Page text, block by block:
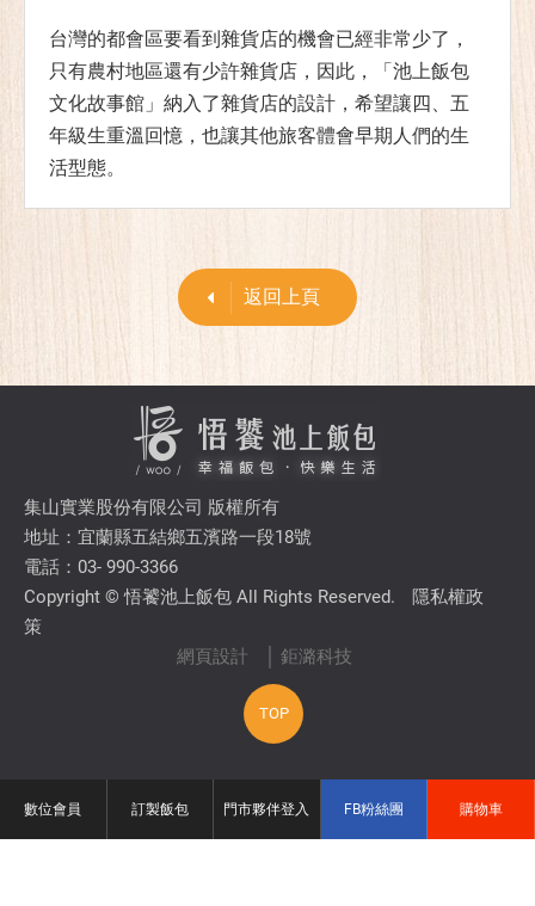
數位會員 訂製飯包 門市夥伴登入 FB粉絲團 購物車
台灣的都會區要看到雜貨店的機會已經非常少了，
只有農村地區還有少許雜貨店，因此，「池上飯包
文化故事館」納入了雜貨店的設計，希望讓四、五
年級生重溫回憶，也讓其他旅客體會早期人們的生
活型態。
返回上頁
集山實業股份有限公司 版權所有
地址：宜蘭縣五結鄉五濱路一段18號
電話：03- 990-3366
Copyright © 悟饕池上飯包 All Rights Reserved.
隱私權政
策
網頁設計
│ 鉅潞科技
TOP